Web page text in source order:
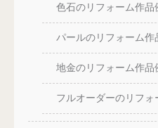
色石のリフォーム作品
パールのリフォーム作
地金のリフォーム作品
フルオーダーのリフォ